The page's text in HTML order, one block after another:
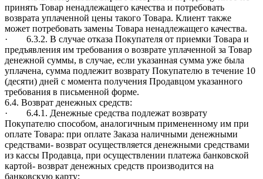
принять Товар ненадлежащего качества и потребовать
возврата уплаченной цены такого Товара. Клиент также
может потребовать замены Товара ненадлежащего качества.
· 6.3.2. В случае отказа Покупателя от приемки Товара и
предъявления им требования о возврате уплаченной за Товар
денежной суммы, в случае, если указанная сумма уже была
уплачена, сумма подлежит возврату Покупателю в течение 10
(десяти) дней с момента получения Продавцом указанного
требования в письменной форме.
6.4. Возврат денежных средств:
· 6.4.1. Денежные средства подлежат возврату
Покупателю способом, аналогичным примененному им при
оплате Товара: при оплате Заказа наличными денежными
средствами- возврат осуществляется денежными средствами
из кассы Продавца, при осуществлении платежа банковской
картой- возврат денежных средств производится на
банковскую карту;